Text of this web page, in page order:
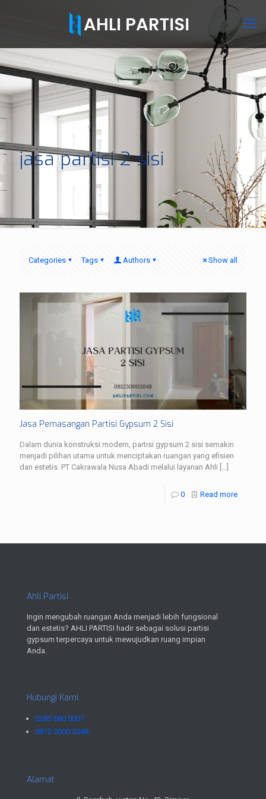
jasa partisi 2 sisi
Categories Tags Authors Show all
Jasa Pemasangan Partisi Gypsum 2 Sisi
Dalam dunia konstruksi modern, partisi gypsum 2 sisi semakin
menjadi pilihan utama untuk menciptakan ruangan yang efisien
dan estetis. PT Cakrawala Nusa Abadi melalui layanan Ahli […]
0 Read more
Ahli Partisi
Ingin mengubah ruangan Anda menjadi lebih fungsional
dan estetis? AHLI PARTISI hadir sebagai solusi partisi
gypsum terpercaya untuk mewujudkan ruang impian
Anda.
Hubungi Kami
0285 680 0007
0812 3000 3048
Alamat